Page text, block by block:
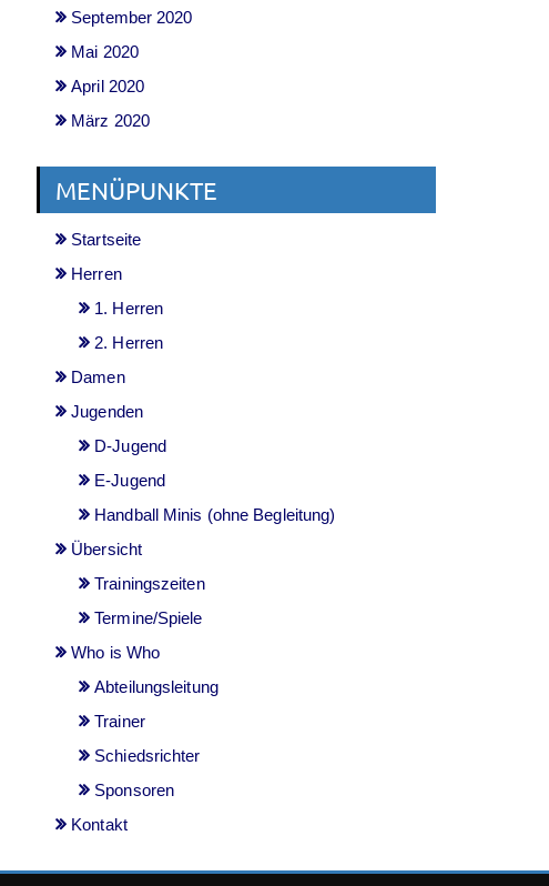
September 2020
Mai 2020
April 2020
März 2020
MENÜPUNKTE
Startseite
Herren
1. Herren
2. Herren
Damen
Jugenden
D-Jugend
E-Jugend
Handball Minis (ohne Begleitung)
Übersicht
Trainingszeiten
Termine/Spiele
Who is Who
Abteilungsleitung
Trainer
Schiedsrichter
Sponsoren
Kontakt